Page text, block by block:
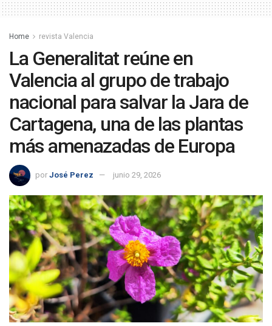
Home revista Valencia
La Generalitat reúne en
Valencia al grupo de trabajo
nacional para salvar la Jara de
Cartagena, una de las plantas
más amenazadas de Europa
por José Perez junio 29, 2026